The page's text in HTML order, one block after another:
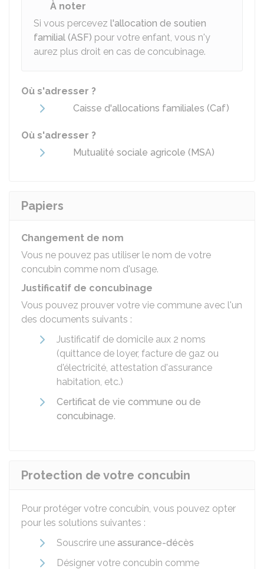
À noter
Si vous percevez l'allocation de soutien
familial (ASF) pour votre enfant, vous n'y
aurez plus droit en cas de concubinage.
Où s'adresser ?
Caisse d'allocations familiales (Caf)
Où s'adresser ?
Mutualité sociale agricole (MSA)
Papiers
Changement de nom
Vous ne pouvez pas utiliser le nom de votre
concubin comme nom d'usage.
Justificatif de concubinage
Vous pouvez prouver votre vie commune avec l'un
des documents suivants :
Justificatif de domicile aux 2 noms
(quittance de loyer, facture de gaz ou
d'électricité, attestation d'assurance
habitation, etc.)
Certificat de vie commune ou de
concubinage.
Protection de votre concubin
Pour protéger votre concubin, vous pouvez opter
pour les solutions suivantes :
Souscrire une assurance-décès
Désigner votre concubin comme